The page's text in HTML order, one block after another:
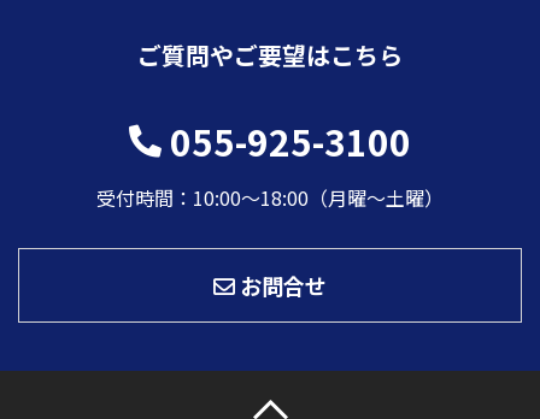
ご質問やご要望はこちら
055-925-3100
受付時間：10:00〜18:00（月曜～土曜）
お問合せ